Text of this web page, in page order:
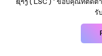
ຊ້າງ ( LSC ) " ขอบคุณที่ติดต
รั